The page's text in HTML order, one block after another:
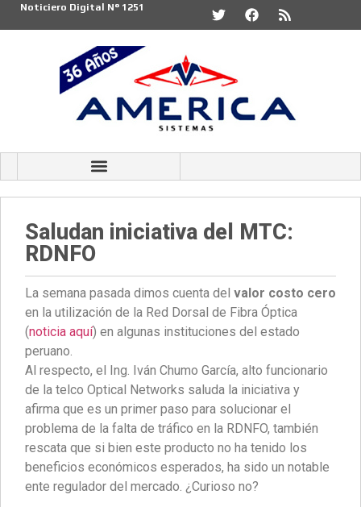
Noticiero Digital N° 1251
Saludan iniciativa del MTC:
RDNFO
La semana pasada dimos cuenta del valor costo cero
en la utilización de la Red Dorsal de Fibra Óptica
(noticia aquí) en algunas instituciones del estado
peruano.
Al respecto, el Ing. Iván Chumo García, alto funcionario
de la telco Optical Networks saluda la iniciativa y
afirma que es un primer paso para solucionar el
problema de la falta de tráfico en la RDNFO, también
rescata que si bien este producto no ha tenido los
beneficios económicos esperados, ha sido un notable
ente regulador del mercado. ¿Curioso no?